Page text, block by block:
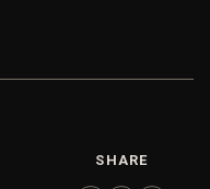
SHARE